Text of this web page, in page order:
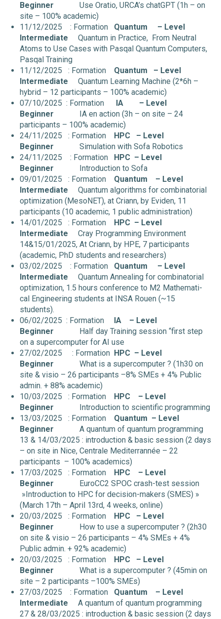
Beginner
Use Oratio, URCA’s chatGPT (1h – on
site – 100% academic)
11/12/2025 : Formation
Quantum – Level
Intermediate
Quantum in Practice, From Neutral
Atoms to Use Cases with Pasqal Quantum Computers,
Pasqal Training
11/12/2025 : Formation Quantum – Level
Intermediate
Quantum Learning Machine (2*6h –
hybrid – 12 participants – 100% academic)
07/10/2025 : Formation IA – Level
Beginner IA en action (3h – on site – 24
participants – 100% academic)
24/11/2025 : Formation HPC – Level
Beginner
Simulation with Sofa Robotics
24/11/2025 : Formation
HPC – Level
Beginner
Introduction to Sofa
09/01/2025 : Formation
Quantum – Level
Intermediate
Quantum algorithms for combinatorial
optimization (MesoNET), at Criann, by Eviden, 11
participants (10 academic, 1 public administration)
14/01/2025 : Formation
HPC – Level
Intermediate Cray Programming Environment
14&15/01/2025, At Criann, by HPE, 7 participants
(academic, PhD students and researchers)
03/02/2025 : Formation
Quantum – Level
Intermediate
Quantum Annealing for combinatorial
optimization, 1.5 hours conference to M2 Mathemati-
cal Engineering students at INSA Rouen (~15
students).
06/02/2025 : Formation IA – Level
Beginner
Half day Training session “first step
on a supercomputer for AI use
27/02/2025 : Formation HPC – Level
Beginner
What is a supercomputer ? (1h30 on
site & visio – 26 participants –8% SMEs + 4% Public
admin. + 88% academic)
10/03/2025 : Formation
HPC – Level
Beginner
Introduction to scientific programming
13/03/2025 : Formation
Quantum – Level
Beginner
A quantum of quantum programming
13 & 14/03/2025 : introduction & basic session (2 days
– on site in Nice, Centrale Mediterrannée – 22
participants – 100% academics)
17/03/2025 : Formation
HPC – Level
Beginner
EuroCC2 SPOC crash-test session
»Introduction to HPC for decision-makers (SMES) »
(March 17th – April 13rd, 4 weeks, online)
20/03/2025 : Formation
HPC – Level
Beginner How to use a supercomputer ? (2h30
on site & visio – 26 participants – 4% SMEs + 4%
Public admin. + 92% academic)
20/03/2025 : Formation
HPC – Level
Beginner
What is a supercomputer ? (45min on
site – 2 participants –100% SMEs)
27/03/2025 : Formation
Quantum – Level
Intermediate A quantum of quantum programming
27 & 28/03/2025 : introduction & basic session (2 days